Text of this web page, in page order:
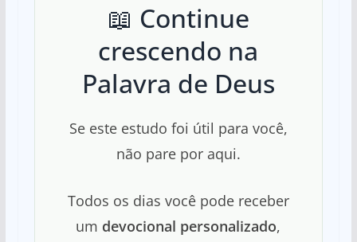
📖 Continue
crescendo na
Palavra de Deus
Se este estudo foi útil para você,
não pare por aqui.
Todos os dias você pode receber
um devocional personalizado,